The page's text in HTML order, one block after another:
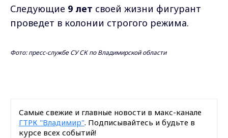
Следующие 9 лет своей жизни фигурант
проведет в колонии строгого режима.
Фото: пресс-службе СУ СК по Владимирской области
Самые свежие и главные новости в макс-канале
ГТРК "Владимир". Подписывайтесь и будьте в
курсе всех событий!